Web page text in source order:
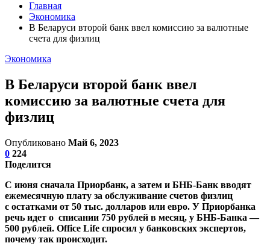
Главная
Экономика
В Беларуси второй банк ввел комиссию за валютные
счета для физлиц
Экономика
В Беларуси второй банк ввел
комиссию за валютные счета для
физлиц
Опубликовано Май 6, 2023
0 224
Поделится
С июня сначала Приорбанк, а затем и БНБ-Банк вводят
ежемесячную плату за обслуживание счетов физлиц
с остатками от 50 тыс. долларов или евро. У Приорбанка
речь идет о списании 750 рублей в месяц, у БНБ-Банка —
500 рублей. Office Life спросил у банковских экспертов,
почему так происходит.